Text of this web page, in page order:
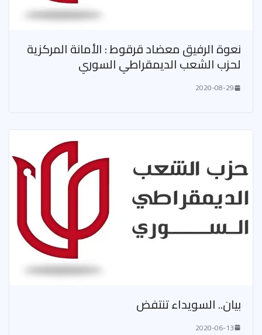
نعوة الرفيق معضاد قرقوط : الأمانة المركزية
لحزب الشعب الديمقراطي السوري
2020-08-29
بيان.. السويداء تنتفض
2020-06-13